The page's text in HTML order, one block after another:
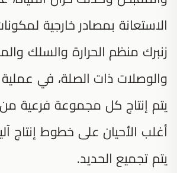
الاستعانة بمصادر خارجية
زنبرك منظم الحرارة والسلك
والوصلات ذات الصلة، في عملية
يتم إنتاج كل مجموعة فرعية
أغلب الأحيان على خطوط إنتاج
يتم تجميع الحديد.